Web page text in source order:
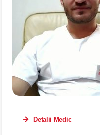
Detalii Medic